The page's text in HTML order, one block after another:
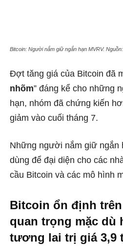
Bitcoin: Người nắm giữ ngắn hạn MVRV.
Đợt tăng giá của Bitcoin đã
nhõm” đáng kể cho những
hạn, nhóm đã chứng kiến
giảm vào cuối tháng 7.
Những người nắm giữ
dùng để đại diện cho các
cầu Bitcoin và các mô hình
Bitcoin ổn định
quan trọng mặc dù
tương lai trị giá 3,9